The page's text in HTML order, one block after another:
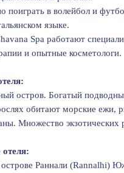
поиграть в волейбол и
языке.
Spa работают
и опытные косметологи.
остров. Богатый
обитают морские ежи,
Множество экзотических
Раннали (Rannalhi)